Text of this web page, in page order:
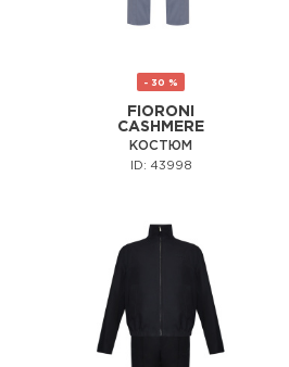
- 30 %
FIORONI
CASHMERE
КОСТЮМ
ID: 43998